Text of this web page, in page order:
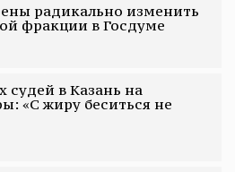
радикально изменить
фракции в Госдуме
судей в Казань на
«С жиру беситься не